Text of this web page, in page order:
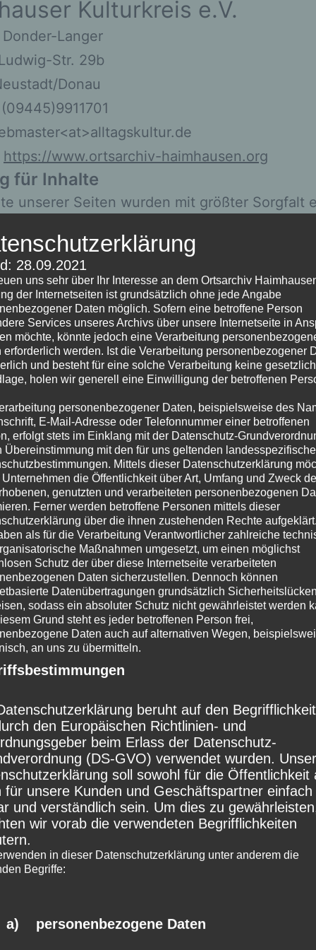
Kulturkreis e.V.
Langer
Str. 29b
Donau
https://www.ortsarchiv-haimhausen.org
für Inhalte
unserer Seiten wurden mit größter Sorgfalt
Vollständigkeit und Aktualität der
jedoch keine Gewähr übernehmen.
sind wir gemäß § 7 Abs. 1 TMG für
diesen Seiten nach den allgemeinen
Nach §§ 8 bis 10 TMG sind wir als
jedoch nicht verpflichtet, übermittelte
fremde Informationen zu überwachen
zu forschen, die auf eine rechtswidrige
Verpflichtungen zur Entfernung oder
Informationen nach den allgemeinen
unberührt. Eine diesbezügliche
ab dem Zeitpunkt der Kenntnis einer
möglich. Bei Bekanntwerden von
Rechtsverletzungen werden wir diese
entfernen.
Website veröffentlichten Beiträge und
sind urheberrechtlich geschützt. Jede
nicht zugelassene Verwertung
schriftlicher Zustimmung des Ortsarchivs
Dies gilt insbesondere für
Übersetzung, Einspeicherung,
von Inhalten in Datenbanken oder anderen
Medien und Systemen. Ausdrucke und
dürfen nur für den persönlichen, privaten
Gebrauch hergestellt werden. Als
ist das Ortsarchiv Haimhausen bemüht,
anderer zu beachten bzw. auf selbst
Werke zurückzugreifen.
der Informationen
dieser Website werden mit größtmöglicher
28.09.2021
uns sehr über Ihr Interesse an dem Ortsarchiv
der Internetseiten ist grundsätzlich ohne jede Angabe
Daten möglich. Sofern eine betroffene Person
Services unseres Archivs über unsere Internetseite in
möchte, könnte jedoch eine Verarbeitung
erforderlich werden. Ist die Verarbeitung personenbezogener
und besteht für eine solche Verarbeitung keine
holen wir generell eine Einwilligung der betroffenen
personenbezogener Daten, beispielsweise des
E-Mail-Adresse oder Telefonnummer einer betroffenen
erfolgt stets im Einklang mit der Datenschutz-
Übereinstimmung mit den für uns geltenden
Mittels dieser Datenschutzerklärung
Unternehmen die Öffentlichkeit über Art, Umfang und Zweck
genutzten und verarbeiteten personenbezogenen
Ferner werden betroffene Personen mittels dieser
über die ihnen zustehenden Rechte
als für die Verarbeitung Verantwortlicher zahlreiche
Maßnahmen umgesetzt, um einen möglichst
Schutz der über diese Internetseite verarbeiteten
Daten sicherzustellen. Dennoch können
Datenübertragungen grundsätzlich Sicherheitslücken
sodass ein absoluter Schutz nicht gewährleistet werden
Grund steht es jeder betroffenen Person frei,
Daten auch auf alternativen Wegen,
an uns zu übermitteln.
beruht auf den
den Europäischen Richtlinien- und
beim Erlass der Datenschutz-
(DS-GVO) verwendet wurden.
soll sowohl für die Öffentlichkeit
für unsere Kunden und Geschäftspartner einfach
und verständlich sein. Um dies zu
wir vorab die verwendeten Begrifflichkeiten
in dieser Datenschutzerklärung unter anderem die
Begriffe:
a) personenbezogene Daten